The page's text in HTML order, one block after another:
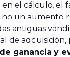
el cálculo, el
no un aumento
antiguas
de
ganancia y